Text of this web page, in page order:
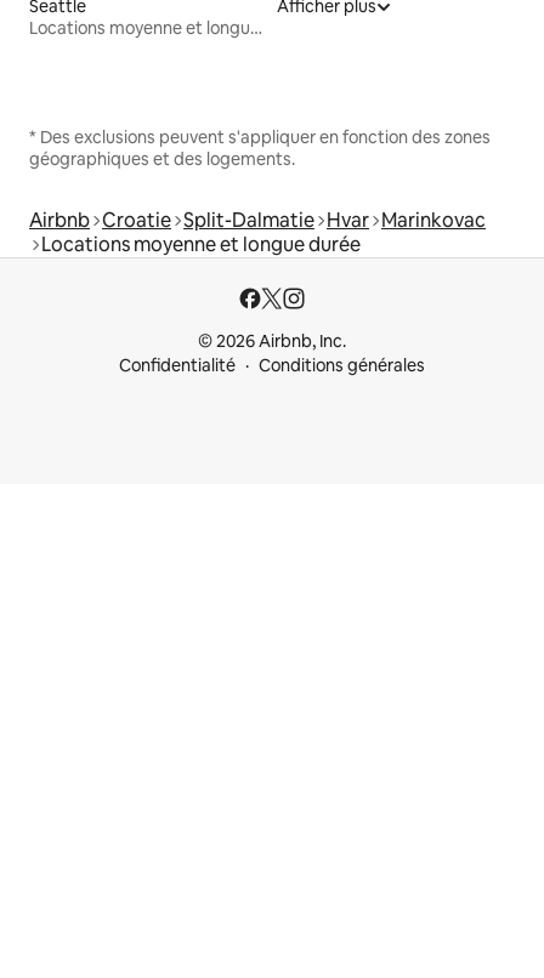
Seattle
Locations moyenne et longue durée
Afficher plus
* Des exclusions peuvent s'appliquer en fonction des zones
géographiques et des logements.
Airbnb Croatie Split-Dalmatie Hvar Marinkovac
Locations moyenne et longue durée
© 2026 Airbnb, Inc.
Confidentialité
Conditions générales